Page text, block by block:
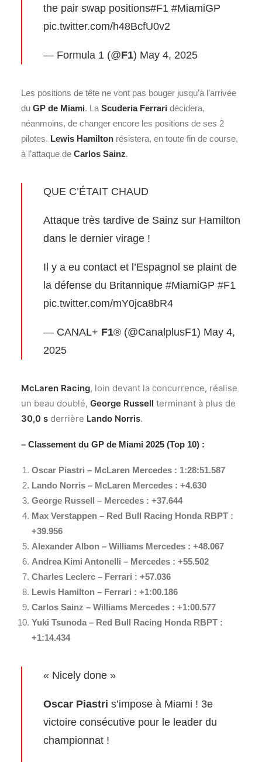
the pair swap positions#F1 #MiamiGP
pic.twitter.com/h48BcfU0v2
— Formula 1 (@F1) May 4, 2025
Les positions de tête ne vont pas bouger jusqu’à l’arrivée
du GP de Miami. La Scuderia Ferrari décidera,
néanmoins, de changer encore les positions de ses 2
pilotes. Lewis Hamilton résistera, en toute fin de course,
à l’attaque de Carlos Sainz.
QUE C’ÉTAIT CHAUD
Attaque très tardive de Sainz sur Hamilton
dans le dernier virage !
Il y a eu contact et l’Espagnol se plaint de
la défense du Britannique #MiamiGP #F1
pic.twitter.com/mY0jca8bR4
— CANAL+ F1® (@CanalplusF1) May 4,
2025
McLaren Racing, loin devant la concurrence, réalise
un beau doublé, George Russell terminant à plus de
30,0 s derrière Lando Norris.
– Classement du GP de Miami 2025 (Top 10) :
Oscar Piastri – McLaren Mercedes : 1:28:51.587
Lando Norris – McLaren Mercedes : +4.630
George Russell – Mercedes : +37.644
Max Verstappen – Red Bull Racing Honda RBPT :
+39.956
Alexander Albon – Williams Mercedes : +48.067
Andrea Kimi Antonelli – Mercedes : +55.502
Charles Leclerc – Ferrari : +57.036
Lewis Hamilton – Ferrari : +1:00.186
Carlos Sainz – Williams Mercedes : +1:00.577
Yuki Tsunoda – Red Bull Racing Honda RBPT :
+1:14.434
« Nicely done »
Oscar Piastri s’impose à Miami ! 3e
victoire consécutive pour le leader du
championnat !